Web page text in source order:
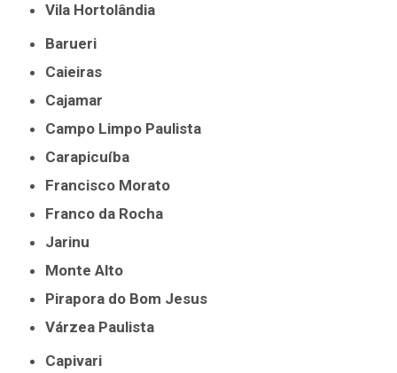
Vila Hortolândia
Barueri
Caieiras
Cajamar
Campo Limpo Paulista
Carapicuíba
Francisco Morato
Franco da Rocha
Jarinu
Monte Alto
Pirapora do Bom Jesus
Várzea Paulista
Capivari